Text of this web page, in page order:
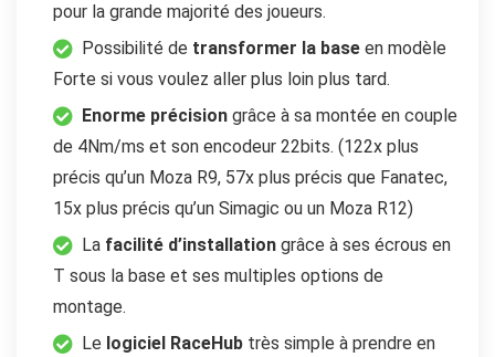
pour la grande majorité des joueurs.
Possibilité de transformer la base en modèle
Forte si vous voulez aller plus loin plus tard.
Enorme précision grâce à sa montée en couple
de 4Nm/ms et son encodeur 22bits. (122x plus
précis qu’un Moza R9, 57x plus précis que Fanatec,
15x plus précis qu’un Simagic ou un Moza R12)
La facilité d’installation grâce à ses écrous en
T sous la base et ses multiples options de
montage.
Le logiciel RaceHub très simple à prendre en